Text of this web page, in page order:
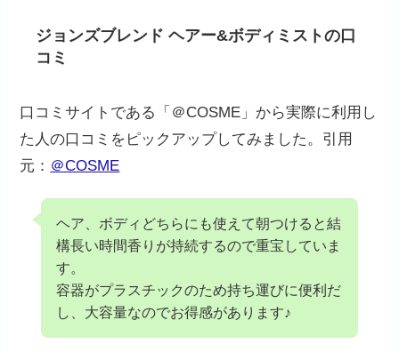
ジョンズブレンド ヘアー&ボディミストの口
コミ
口コミサイトである「＠COSME」から実際に利用し
た人の口コミをピックアップしてみました。引用
元： ＠COSME
ヘア、ボディどちらにも使えて朝つけると結
構長い時間香りが持続するので重宝していま
す。
容器がプラスチックのため持ち運びに便利だ
し、大容量なのでお得感があります♪